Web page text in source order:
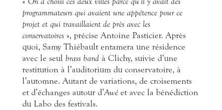
programmateurs qui avaient une appétence pour ce
projet et qui travaillaient de près avec les
conservatoires », précise Antoine Pasticier. Après
quoi, Samy Thiébault entamera une résidence
avec le seul brass band à Clichy, suivie d’une
restitution à l’auditorium du conservatoire, à
l’automne. Autant de variations, de croisements
et d’échanges autour d’Awé et avec la bénédiction
du Labo des festivals.